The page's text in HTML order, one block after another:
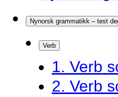
Nynorsk grammatikk – test
Verb
1. Verb
2. Verb